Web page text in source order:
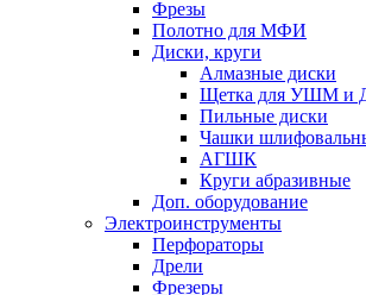
Фрезы
Полотно для МФИ
Диски, круги
Алмазные диски
Щетка для УШМ и
Пильные диски
Чашки
АГШК
Круги абразивные
Доп. оборудование
Электроинструменты
Перфораторы
Дрели
Фрезеры